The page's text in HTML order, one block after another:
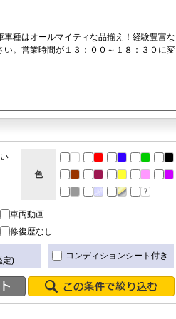
種はオールマイティな品揃え！経験豊富な
。営業時間が１３：００～１８：３０に変
色
車両動画
修復歴なし
定)
コンディションシート付き